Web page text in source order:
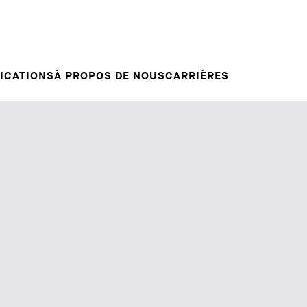
À PROPOS DE NOUSCARRIÈRES